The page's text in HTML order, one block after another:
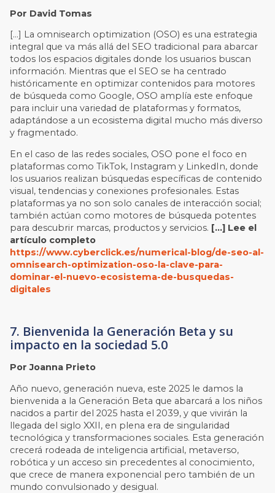
Por David Tomas
[…] La omnisearch optimization (OSO) es una estrategia
integral que va más allá del SEO tradicional para abarcar
todos los espacios digitales donde los usuarios buscan
información. Mientras que el SEO se ha centrado
históricamente en optimizar contenidos para motores
de búsqueda como Google, OSO amplía este enfoque
para incluir una variedad de plataformas y formatos,
adaptándose a un ecosistema digital mucho más diverso
y fragmentado.
En el caso de las redes sociales, OSO pone el foco en
plataformas como TikTok, Instagram y LinkedIn, donde
los usuarios realizan búsquedas específicas de contenido
visual, tendencias y conexiones profesionales. Estas
plataformas ya no son solo canales de interacción social;
también actúan como motores de búsqueda potentes
para descubrir marcas, productos y servicios. […] Lee el
artículo completo
https://www.cyberclick.es/numerical-blog/de-seo-al-
omnisearch-optimization-oso-la-clave-para-
dominar-el-nuevo-ecosistema-de-busquedas-
digitales
7. Bienvenida la Generación Beta y su
impacto en la sociedad 5.0
Por Joanna Prieto
Año nuevo, generación nueva, este 2025 le damos la
bienvenida a la Generación Beta que abarcará a los niños
nacidos a partir del 2025 hasta el 2039, y que vivirán la
llegada del siglo XXII, en plena era de singularidad
tecnológica y transformaciones sociales. Esta generación
crecerá rodeada de inteligencia artificial, metaverso,
robótica y un acceso sin precedentes al conocimiento,
que crece de manera exponencial pero también de un
mundo convulsionado y desigual.